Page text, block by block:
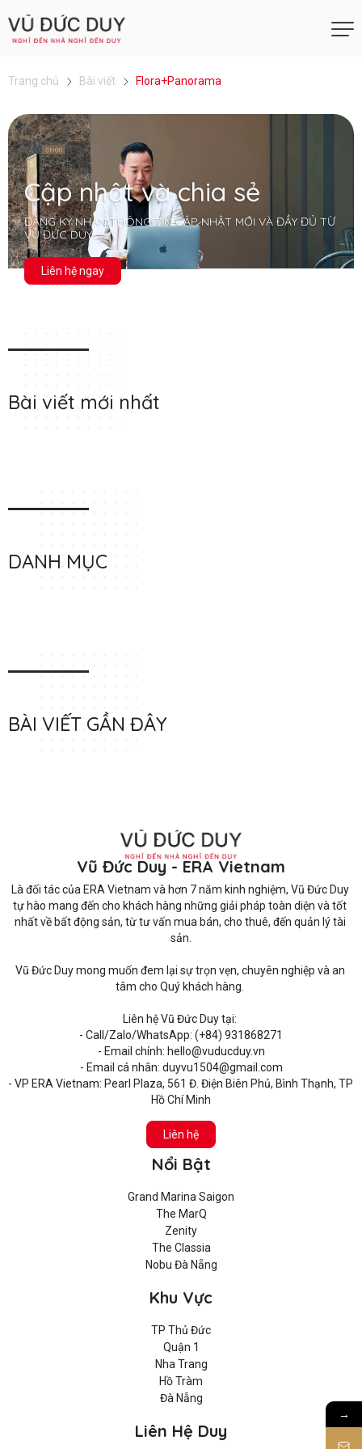
Trang chủ Bài viết Flora+Panorama
Cập nhật và chia sẻ
ĐĂNG KÝ NHẬN THÔNG TIN CẬP NHẬT MỚI VÀ ĐẦY ĐỦ TỪ
VŨ ĐỨC DUY
Liên hệ ngay
Bài viết mới nhất
DANH MỤC
BÀI VIẾT GẦN ĐÂY
Vũ Đức Duy - ERA Vietnam
Là đối tác của ERA Vietnam và hơn 7 năm kinh nghiệm, Vũ Đức Duy
tự hào mang đến cho khách hàng những giải pháp toàn diện và tốt
nhất về bất động sản, từ tư vấn mua bán, cho thuê, đến quản lý tài
sản.
Vũ Đức Duy mong muốn đem lại sự trọn vẹn, chuyên nghiệp và an
tâm cho Quý khách hàng.
Liên hệ Vũ Đức Duy tại:
- Call/Zalo/WhatsApp: (+84) 931868271
- Email chính: hello@vuducduy.vn
- Email cá nhân: duyvu1504@gmail.com
- VP ERA Vietnam: Pearl Plaza, 561 Đ. Điện Biên Phủ, Bình Thạnh, TP
Hồ Chí Minh
Liên hệ
Nổi Bật
Grand Marina Saigon
The MarQ
Zenity
The Classia
Nobu Đà Nẵng
Khu Vực
TP Thủ Đức
Quận 1
Nha Trang
Hồ Tràm
Đà Nẵng
Liên Hệ Duy
→